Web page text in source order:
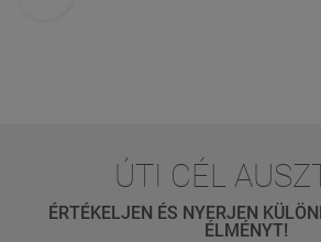
ÚTI CÉL
ÉRTÉKELJEN ÉS NYERJEN
ÉLMÉNYT!